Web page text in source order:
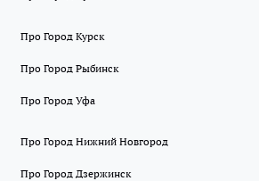
Про Город Курск
Про Город Рыбинск
Про Город Уфа
Про Город Нижний Новгород
Про Город Дзержинск